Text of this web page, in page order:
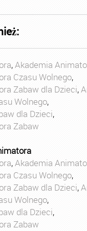
,Akademia
Czasu Wolnego,
Zabaw dla Dzieci,
Wolnego,
dla Dzieci,
Zabaw
,Akademia
Czasu Wolnego,
Zabaw dla Dzieci,
Wolnego,
dla Dzieci,
Zabaw